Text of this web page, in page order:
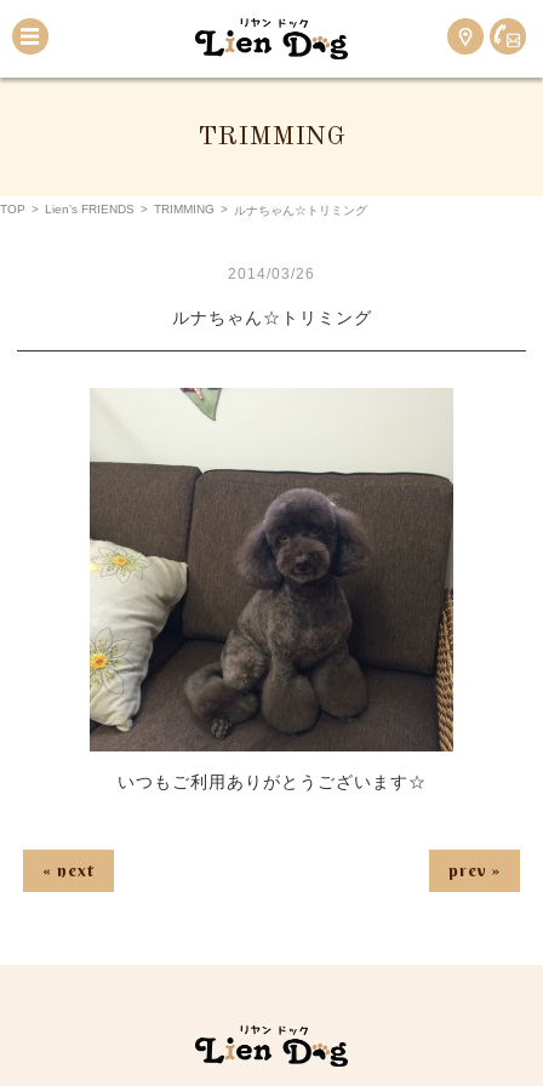
TRIMMING
TOP > Lien’s FRIENDS > TRIMMING > ルナちゃん☆トリミング
2014/03/26
ルナちゃん☆トリミング
いつもご利用ありがとうございます☆
« next prev »